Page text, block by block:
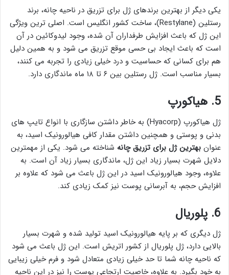
یکی دیگر از بهترین برندهای ژل برای تزریق در ناحیه چانه، برند
رستلین (Restylane)، ساخت کشور انگلیس است. اصلی ترین ویژگی
این ژل که باعث افزایش طرفداران آن شده، وجود لیدوکائین در آن
است که باعث ایجاد بی حسی موقع تزریق می شود و به همین دلیل
هم برای کسانی که حساسیت و درد خیلی زیادی را تجربه می کنند،
بسیار مناسب است. ژل رستلین بین ۶ تا ۱۸ ماه ماندگاری دارد.
5. هیاکورپ
ژل هیاکورپ (Hyacorp) به خاطر داشتن سازگاری با انواع تایپ های
بدنی و پوستی و همچنین داشتن مقدار کافی هیالورونیک اسید، به
عنوان بهترین ژل برای تزریق چانه شناخته می شود. یکی از مهمترین
دلایل شهرت بسیار زیاد این ژل، ماندگاری بسیار زیاد آن است. به
علاوه، وجود هیالورونیک اسید در این ژل باعث می شود که علاوه بر
افزایش حجم، به آبرسانی پوست نیز کمک زیادی کند.
6. پلوریال
ژل دیگری که بر پایه هیالورونیک اسید تولید شده و شهرت بسیار
بالایی دارد، ژل پلوریال از کشور اتریش است. این ژل باعث می شود
که ناحیه چانه شما تا حد خیلی زیادی متعادل شود و فرم خیلی زیبایی
به خود بگیرد. به علاوه، خاصیت ارتجاعی پوست را نیز در این ناحیه